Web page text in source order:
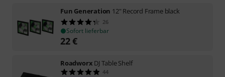
Fun Generation 12" Record Frame black
26
Sofort lieferbar
22€
Roadworx DJ Table Shelf
44